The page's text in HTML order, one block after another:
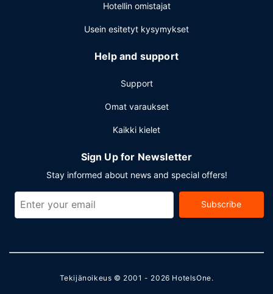
Hotellin omistajat
Usein esitetyt kysymykset
Help and support
Support
Omat varaukset
Kaikki kielet
Sign Up for Newsletter
Stay informed about news and special offers!
Subscribe
Tekijänoikeus © 2001 - 2026 HotelsOne.